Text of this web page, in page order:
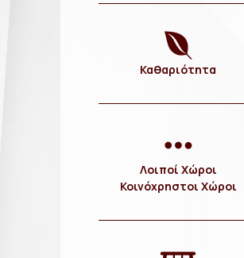
Καθαριότητα
Λοιποί Χώροι
Κοινόχρηστοι Χώροι